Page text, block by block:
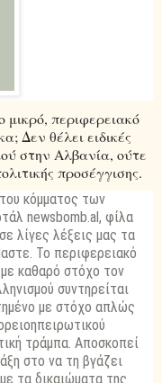
περιφερειακό
Δεν θέλει ειδικές
στην Αλβανία, ούτε
προσέγγισης.
κόμματος των
newsbomb.al, φίλα
λίγες λέξεις μας τα
Το περιφερειακό
καθαρό στόχο τον
συντηρείται
με στόχο απλώς
τράμπα. Αποσκοπεί
στο να τη βγάζει
τα δικαιώματα της